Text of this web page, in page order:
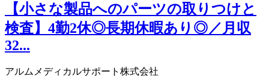
【小さな製品へのパーツの取りつけと
検査】4勤2休◎長期休暇あり◎／月収
32...
アルムメディカルサポート株式会社